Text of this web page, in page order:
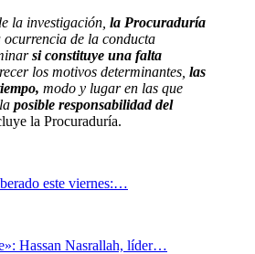
la investigación, la Procuraduría
ocurrencia de la conducta
si constituye una falta
los motivos determinantes, las
modo y lugar en las que
posible responsabilidad del
la Procuraduría.
este viernes:…
Hassan Nasrallah, líder…